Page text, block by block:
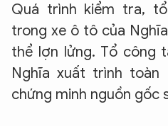
Quá trình kiểm tra,
trong xe ô tô của
thể lợn lửng. Tổ công
Nghĩa xuất trình
chứng minh nguồn gốc